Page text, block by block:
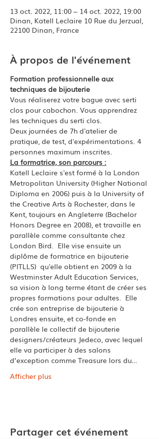
13 oct. 2022, 11:00 – 14 oct. 2022, 19:00
Dinan, Katell Leclaire 10 Rue du Jerzual,
22100 Dinan, France
À propos de l'événement
Formation professionnelle aux
techniques de bijouterie
Vous réaliserez votre bague avec serti
clos pour cabochon. Vous apprendrez
les techniques du serti clos.
Deux journées de 7h d'atelier de
pratique, de test, d'expérimentations. 4
personnes maximum inscrites.
La formatrice, son parcours :
Katell Leclaire s'est formé à la London
Metropolitan University (Higher National
Diploma en 2006) puis à la University of
the Creative Arts à Rochester, dans le
Kent, toujours en Angleterre (Bachelor
Honors Degree en 2008), et travaille en
parallèle comme consultante chez
London Bird.  Elle vise ensuite un
diplôme de formatrice en bijouterie
(PITLLS)  qu'elle obtient en 2009 à la
Westminster Adult Education Services,
sa vision à long terme étant de créer ses
propres formations pour adultes.  Elle
crée son entreprise de bijouterie à
Londres ensuite, et co-fonde en
parallèle le collectif de bijouterie
designers/créateurs Jedeco, avec lequel
elle va participer à des salons
d’exception comme Treasure lors du…
Afficher plus
Partager cet événement